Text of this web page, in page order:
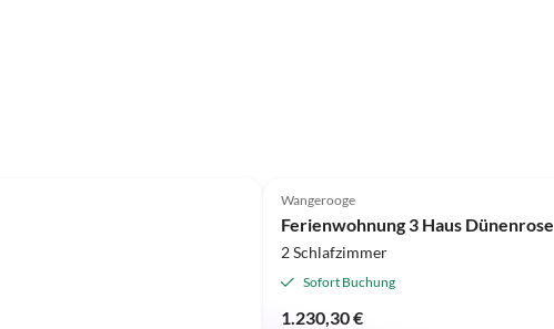
Wangerooge
Ferienwohnung 3 Haus Dünenrose
2 Schlafzimmer
Sofort Buchung
1.230,30 €